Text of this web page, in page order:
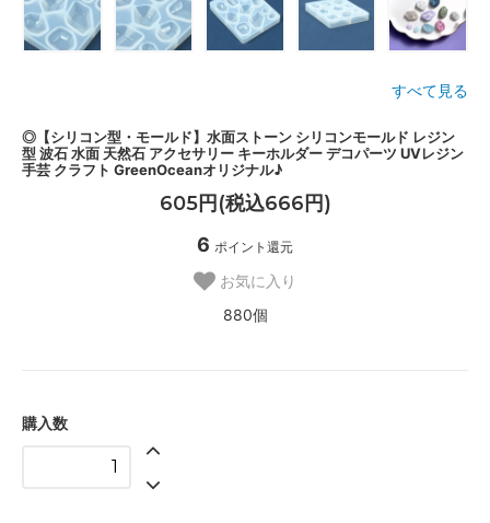
すべて見る
◎【シリコン型・モールド】水面ストーン シリコンモールド レジン
型 波石 水面 天然石 アクセサリー キーホルダー デコパーツ UVレジン
手芸 クラフト GreenOceanオリジナル♪
605円(税込666円)
6 ポイント還元
お気に入り
880個
購入数